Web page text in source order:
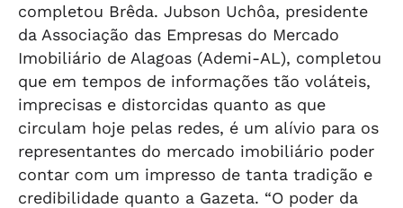
completou Brêda. Jubson Uchôa, presidente
da Associação das Empresas do Mercado
Imobiliário de Alagoas (Ademi-AL), completou
que em tempos de informações tão voláteis,
imprecisas e distorcidas quanto as que
circulam hoje pelas redes, é um alívio para os
representantes do mercado imobiliário poder
contar com um impresso de tanta tradição e
credibilidade quanto a Gazeta. “O poder da